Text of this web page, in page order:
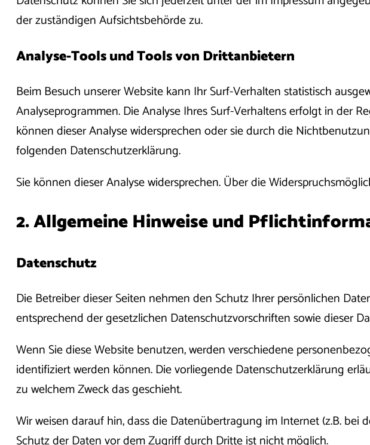
der zuständigen Aufsichtsbehörde zu.
Analyse-Tools und Tools von Drittanbietern
Beim Besuch unserer Website kann Ihr Surf-Verhalten statistisch
Analyseprogrammen. Die Analyse Ihres Surf-Verhaltens erfolgt in der
können dieser Analyse widersprechen oder sie durch die
folgenden Datenschutzerklärung.
Sie können dieser Analyse widersprechen. Über die
2. Allgemeine Hinweise und
Datenschutz
Die Betreiber dieser Seiten nehmen den Schutz Ihrer persönlichen
entsprechend der gesetzlichen Datenschutzvorschriften sowie dieser
Wenn Sie diese Website benutzen, werden verschiedene
identifiziert werden können. Die vorliegende Datenschutzerklärung
zu welchem Zweck das geschieht.
Wir weisen darauf hin, dass die Datenübertragung im Internet (z.B. bei